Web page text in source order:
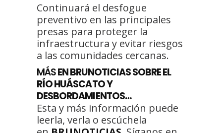
Continuará el desfogue
preventivo en las principales
presas para proteger la
infraestructura y evitar riesgos
a las comunidades cercanas.
MÁSEN BRUNOTICIAS SOBRE EL
RÍO HUÁSCATO Y
DESBORDAMIENTOS…
Esta y más información puede
leerla, verla o escúchela